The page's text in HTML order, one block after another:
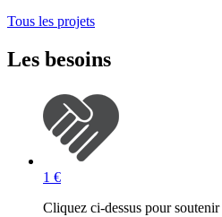
Tous les projets
Les besoins
1 €
Cliquez ci-dessus pour